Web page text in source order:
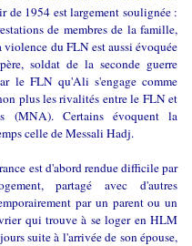
de 1954 est largement soulignée :
de membres de la famille,
violence du FLN est aussi évoquée
soldat de la seconde guerre
le FLN qu'Ali s'engage comme
plus les rivalités entre le FLN et
(MNA). Certains évoquent la
celle de Messali Hadj.
est d'abord rendue difficile par
partagé avec d'autres
par un parent ou un
qui trouve à se loger en HLM
suite à l'arrivée de son épouse,